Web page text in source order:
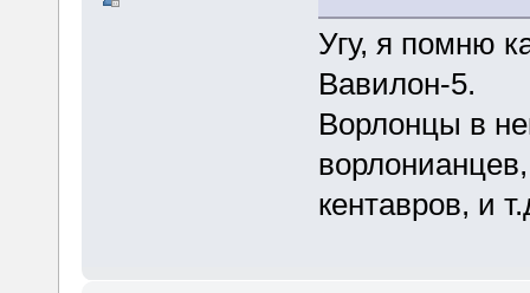
Угу, я помню
Вавилон-5.
Ворлонцы в
кентавров, и